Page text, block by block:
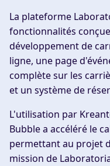
La plateforme
fonctionnalités
développement de
ligne, une page
complète sur les
et un système de
L'utilisation par
Bubble a accéléré le
permettant au projet
mission de